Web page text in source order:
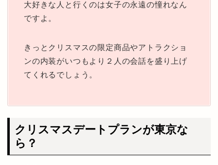
大好きな人と行くのは女子の永遠の憧れなん
ですよ。
きっとクリスマスの限定商品やアトラクショ
ンの内装がいつもより２人の会話を盛り上げ
てくれるでしょう。
クリスマスデートプランが東京な
ら？